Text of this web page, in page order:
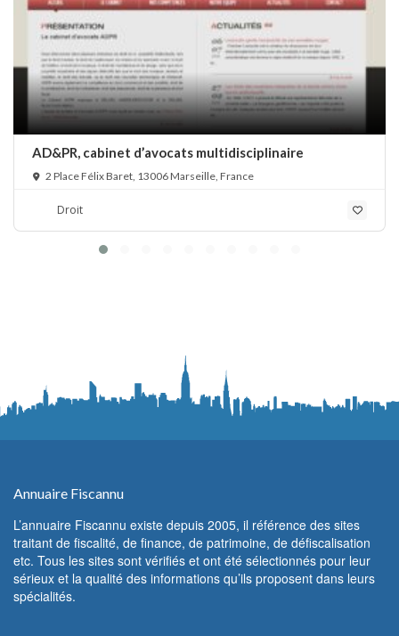
AD&PR, cabinet d’avocats multidisciplinaire
2 Place Félix Baret, 13006 Marseille, France
Droit
Annuaire Fiscannu
L’annuaire Fiscannu existe depuis 2005, il référence des sites
traitant de fiscalité, de finance, de patrimoine, de défiscalisation
etc. Tous les sites sont vérifiés et ont été sélectionnés pour leur
sérieux et la qualité des informations qu’ils proposent dans leurs
spécialités.